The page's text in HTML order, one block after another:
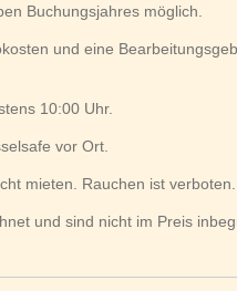
Buchungsjahres möglich.
und eine
10:00 Uhr.
vor Ort.
mieten. Rauchen ist verboten.
und sind nicht im Preis